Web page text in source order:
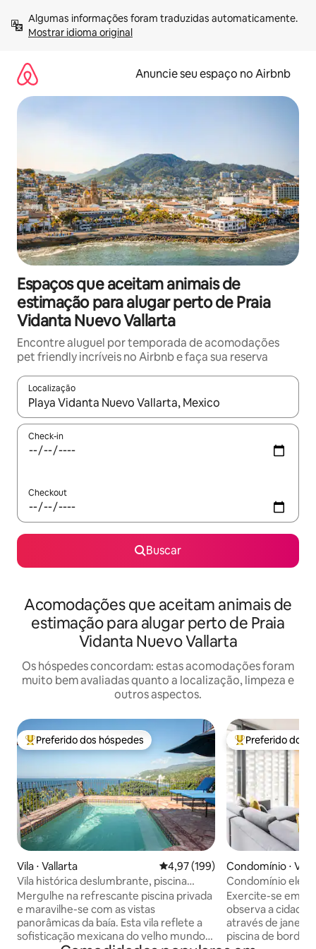
para
Mostrar idioma original
Anuncie seu espaço no Airbnb
Espaços que aceitam animais de
estimação para alugar perto de Praia
Vidanta Nuevo Vallarta
Encontre aluguel por temporada de acomodações
pet friendly incríveis no Airbnb e faça sua reserva
Localização
Quando os resultados estiverem disponíveis, explore-os
Check-in
Checkout
Buscar
Acomodações que aceitam animais de
estimação para alugar perto de Praia
Vidanta Nuevo Vallarta
Os hóspedes concordam: estas acomodações foram
muito bem avaliadas quanto a localização, limpeza e
outros aspectos.
Entre os melhores preferidos dos hóspedes
Preferido dos hóspedes
Vila ⋅ Vallarta 4,97 de uma avaliação média de
4,97 (199)
Vila histórica deslumbrante, piscina
privativa e vista de 280°
Mergulhe na refrescante piscina privada
e maravilhe-se com as vistas
panorâmicas da baía. Esta vila reflete a
sofisticação mexicana do velho mundo
Entre os
Preferido dos
Condomínio ⋅
Condomínio
Almas, no
Exercite-se em
observa a cidade
através de
piscina de borda